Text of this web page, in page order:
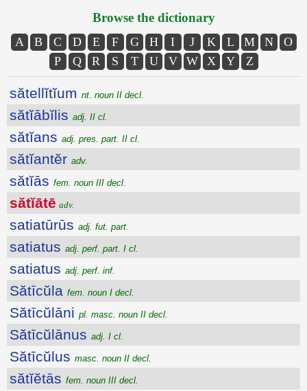
Browse the dictionary
A B C D E F G H I J K L M N
O
P
Q R S T U V W X Y Z
sătellĭtĭum nt. noun II decl.
sătĭābĭlis adj. II cl.
sătĭans adj. pres. part. II cl.
sătĭantĕr adv.
sătĭās fem. noun III decl.
sătĭātē adv.
satiatūrūs adj. fut. part.
satiatus adj. perf. part. I cl.
satiatus adj. perf. inf.
Sătīcŭla fem. noun I decl.
Sătīcŭlāni pl. masc. noun II decl.
Sătīcŭlānus adj. I cl.
Sătīcŭlus masc. noun II decl.
sătĭĕtās fem. noun III decl.